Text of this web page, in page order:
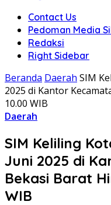
Contact Us
Pedoman Media
Redaksi
Right Sidebar
Beranda Daerah SIM
2025 di Kantor
10.00 WIB
Daerah
SIM Keliling
Juni 2025 di
Bekasi Barat
WIB